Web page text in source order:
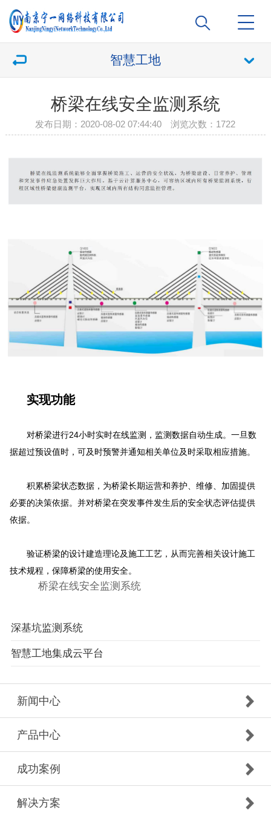
智慧工地
桥梁在线安全监测系统
发布日期：2020-08-02 07:44:40 浏览次数： 1722
实现功能
对桥梁进行24小时实时在线监测，监测数据自动生成。一旦数
据超过预设值时，可及时预警并通知相关单位及时采取相应措施。
积累桥梁状态数据，为桥梁长期运营和养护、维修、加固提供
必要的决策依据。并对桥梁在突发事件发生后的安全状态评估提供
依据。
验证桥梁的设计建造理论及施工工艺，从而完善相关设计施工
技术规程，保障桥梁的使用安全。
桥梁在线安全监测系统
深基坑监测系统
智慧工地集成云平台
新闻中心
产品中心
成功案例
解决方案